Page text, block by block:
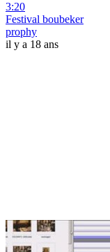
3:20
Festival boubeker
prophy
il y a 18 ans